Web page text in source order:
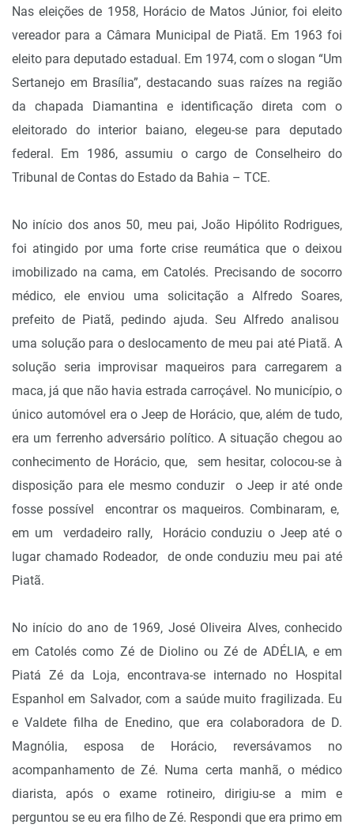
Nas eleições de 1958, Horácio de Matos Júnior, foi eleito
vereador para a Câmara Municipal de Piatã. Em 1963 foi
eleito para deputado estadual. Em 1974, com o slogan “Um
Sertanejo em Brasília”, destacando suas raízes na região
da chapada Diamantina e identificação direta com o
eleitorado do interior baiano, elegeu-se para deputado
federal. Em 1986, assumiu o cargo de Conselheiro do
Tribunal de Contas do Estado da Bahia – TCE.
No início dos anos 50, meu pai, João Hipólito Rodrigues,
foi atingido por uma forte crise reumática que o deixou
imobilizado na cama, em Catolés. Precisando de socorro
médico, ele enviou uma solicitação a Alfredo Soares,
prefeito de Piatã, pedindo ajuda. Seu Alfredo analisou
uma solução para o deslocamento de meu pai até Piatã. A
solução seria improvisar maqueiros para carregarem a
maca, já que não havia estrada carroçável. No município, o
único automóvel era o Jeep de Horácio, que, além de tudo,
era um ferrenho adversário político. A situação chegou ao
conhecimento de Horácio, que, sem hesitar, colocou-se à
disposição para ele mesmo conduzir o Jeep ir até onde
fosse possível encontrar os maqueiros. Combinaram, e,
em um verdadeiro rally, Horácio conduziu o Jeep até o
lugar chamado Rodeador, de onde conduziu meu pai até
Piatã.
No início do ano de 1969, José Oliveira Alves, conhecido
em Catolés como Zé de Diolino ou Zé de ADÉLIA, e em
Piatá Zé da Loja, encontrava-se internado no Hospital
Espanhol em Salvador, com a saúde muito fragilizada. Eu
e Valdete filha de Enedino, que era colaboradora de D.
Magnólia, esposa de Horácio, reversávamos no
acompanhamento de Zé. Numa certa manhã, o médico
diarista, após o exame rotineiro, dirigiu-se a mim e
perguntou se eu era filho de Zé. Respondi que era primo em